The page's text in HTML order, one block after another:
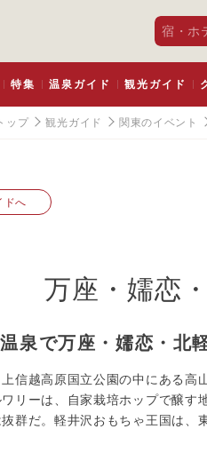
宿・ホ
特集 温泉ガイド 観光ガイド
ップ 観光ガイド 関東のイベント
ドへ
万座・嬬恋
泉で万座・嬬恋・北
信越高原国立公園の中にある高
リーは、自家栽培ホップで醸す
群だ。軽井沢おもちゃ王国は、